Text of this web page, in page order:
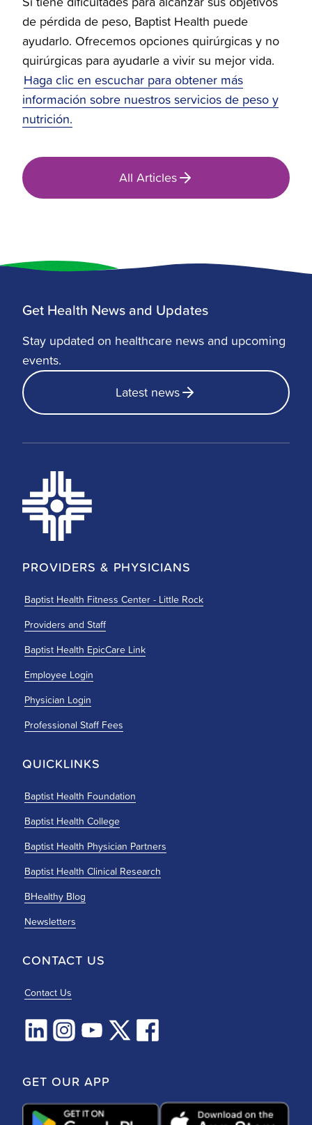
de pérdida de peso, Baptist Health puede
ayudarlo. Ofrecemos opciones quirúrgicas y no
quirúrgicas para ayudarle a vivir su mejor vida.
Haga clic en escuchar para obtener más
información sobre nuestros servicios de peso y
nutrición.
All Articles
Get Health News and Updates
Stay updated on healthcare news and upcoming
events.
Latest news
PROVIDERS & PHYSICIANS
Baptist Health Fitness Center - Little Rock
Providers and Staff
Baptist Health EpicCare Link
Employee Login
Physician Login
Professional Staff Fees
QUICKLINKS
Baptist Health Foundation
Baptist Health College
Baptist Health Physician Partners
Baptist Health Clinical Research
BHealthy Blog
Newsletters
CONTACT US
Contact Us
GET OUR APP